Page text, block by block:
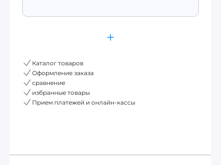
Каталог товаров
Оформление заказа
сравнение
избранные товары
Прием платежей и онлайн-кассы